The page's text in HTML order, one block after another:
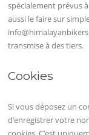
spécialement prévus
aussi le faire sur
transmise à des tiers.
Cookies
Si vous déposez un
d’enregistrer votre